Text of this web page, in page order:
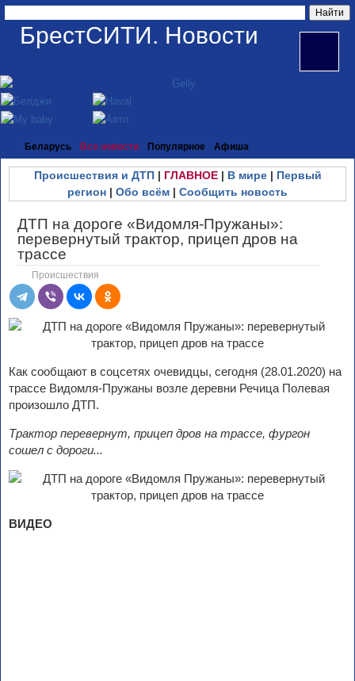
БрестСИТИ. Новости
Беларусь Все новости Популярное Афиша
Происшествия и ДТП| ГЛАВНОЕ| В мире| Первый
регион | Обо всём | Сообщить новость
ДТП на дороге «Видомля-Пружаны»:
перевернутый трактор, прицеп дров на
трассе
Происшествия
Как сообщают в соцсетях очевидцы, сегодня (28.01.2020) на
трассе Видомля-Пружаны возле деревни Речица Полевая
произошло ДТП.
Трактор перевернут, прицеп дров на трассе, фургон
сошел с дороги...
ВИДЕО